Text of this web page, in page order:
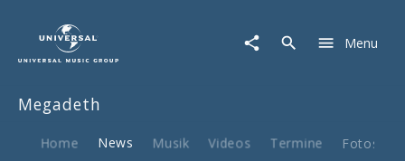
„Holy
Menu
Megadeth
Home News Musik Videos Termine Fotos